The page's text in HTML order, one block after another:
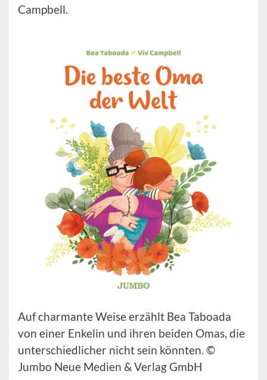
Campbell.
Auf charmante Weise erzählt Bea Taboada
von einer Enkelin und ihren beiden Omas, die
unterschiedlicher nicht sein könnten. ©
Jumbo Neue Medien & Verlag GmbH